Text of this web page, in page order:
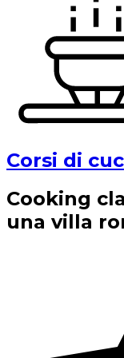
Corsi di
Cooking
una villa